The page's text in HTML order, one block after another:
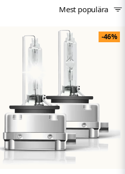
Mest populära
-46%